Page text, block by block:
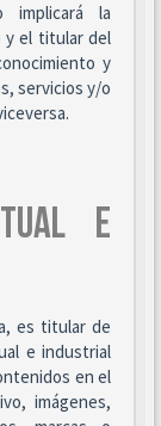
implicará la
y el titular del
y
servicios y/o
E
es titular de
e industrial
en el
imágenes,